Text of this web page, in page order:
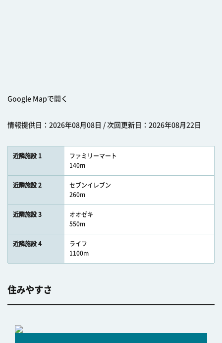
Google Mapで開く
情報提供日：2026年08月08日 / 次回更新日：2026年08月22日
近隣施設 1
ファミリーマート
140m
近隣施設 2
セブンイレブン
260m
近隣施設 3
オオゼキ
550m
近隣施設 4
ライフ
1100m
住みやすさ